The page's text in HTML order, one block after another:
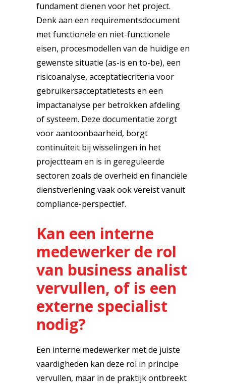
fundament dienen voor het project.
Denk aan een requirementsdocument
met functionele en niet-functionele
eisen, procesmodellen van de huidige en
gewenste situatie (as-is en to-be), een
risicoanalyse, acceptatiecriteria voor
gebruikersacceptatietests en een
impactanalyse per betrokken afdeling
of systeem. Deze documentatie zorgt
voor aantoonbaarheid, borgt
continuïteit bij wisselingen in het
projectteam en is in gereguleerde
sectoren zoals de overheid en financiële
dienstverlening vaak ook vereist vanuit
compliance-perspectief.
Kan een interne
medewerker de rol
van business analist
vervullen, of is een
externe specialist
nodig?
Een interne medewerker met de juiste
vaardigheden kan deze rol in principe
vervullen, maar in de praktijk ontbreekt